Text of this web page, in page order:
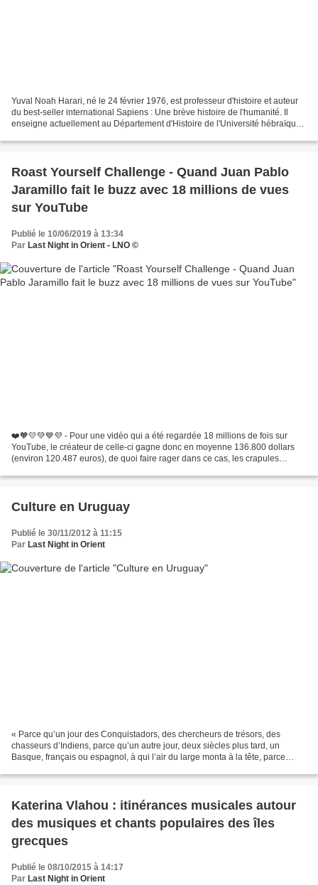
Yuval Noah Harari, né le 24 février 1976, est professeur d'histoire et auteur
du best-seller international Sapiens : Une brève histoire de l'humanité. Il
enseigne actuellement au Département d'Histoire de l'Université hébraïque
Roast Yourself Challenge - Quand Juan Pablo
Jaramillo fait le buzz avec 18 millions de vues
sur YouTube
Publié le 10/06/2019 à 13:34
Par Last Night in Orient - LNO ©
❤️🧡💛💚💙💜 - Pour une vidéo qui a été regardée 18 millions de fois sur
YouTube, le créateur de celle-ci gagne donc en moyenne 136.800 dollars
(environ 120.487 euros), de quoi faire rager dans ce cas, les crapules
Culture en Uruguay
Publié le 30/11/2012 à 11:15
Par Last Night in Orient
« Parce qu’un jour des Conquistadors, des chercheurs de trésors, des
chasseurs d’Indiens, parce qu’un autre jour, deux siècles plus tard, un
Basque, français ou espagnol, à qui l’air du large monta à la tête, parce
Katerina Vlahou : itinérances musicales autour
des musiques et chants populaires des îles
grecques
Publié le 08/10/2015 à 14:17
Par Last Night in Orient